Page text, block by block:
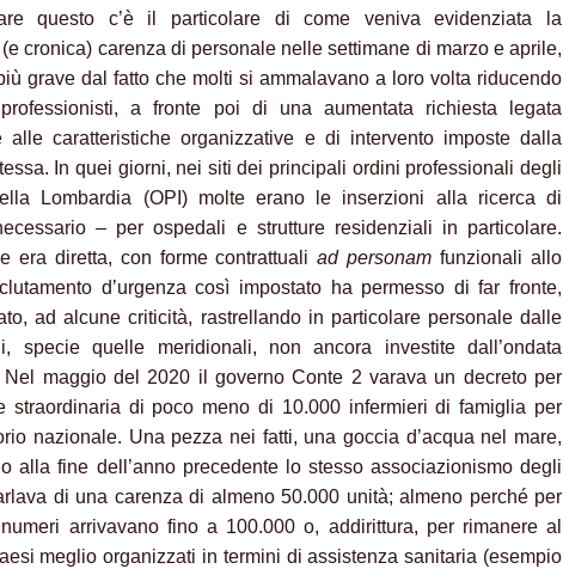
questo c’è il particolare di come veniva evidenziata la
cronica) carenza di personale nelle settimane di marzo e aprile,
grave dal fatto che molti si ammalavano a loro volta riducendo
a fronte poi di una aumentata richiesta legata
alle caratteristiche organizzative e di intervento imposte dalla
In quei giorni, nei siti dei principali ordini professionali degli
Lombardia (OPI) molte erano le inserzioni alla ricerca di
– per ospedali e strutture residenziali in particolare.
era diretta, con forme contrattualiad personam funzionali allo
d’urgenza così impostato ha permesso di far fronte,
ad alcune criticità, rastrellando in particolare personale dalle
specie quelle meridionali, non ancora investite dall’ondata
Nel maggio del 2020 il governo Conte 2 varava un decreto per
straordinaria di poco meno di 10.000 infermieri di famiglia per
nazionale. Una pezza nei fatti, una goccia d’acqua nel mare,
alla fine dell’anno precedente lo stesso associazionismo degli
di una carenza di almeno 50.000 unità; almeno perché per
arrivavano fino a 100.000 o, addirittura, per rimanere al
meglio organizzati in termini di assistenza sanitaria (esempio